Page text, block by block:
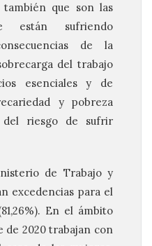
también que son las
están sufriendo
de la
del trabajo
esenciales y de
y pobreza
riesgo de sufrir
de Trabajo y
excedencias para el
En el ámbito
de 2020 trabajan con